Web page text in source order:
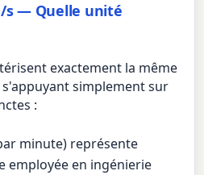
s — Quelle unité
exactement la même
simplement sur
:
minute) représente
employée en ingénierie